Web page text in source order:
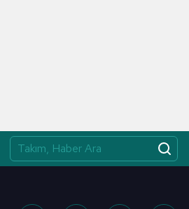
Metnimizi okumak ve sitemizde
kullanılan çerezlerle ilgili bilgi
.